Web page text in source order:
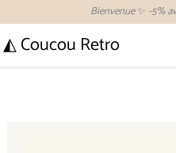
contenu
Bienvenue✨ -5%
◭ Coucou Retro